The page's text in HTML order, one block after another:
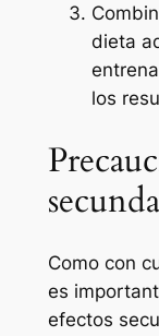
dieta
los
Como con
es
efectos